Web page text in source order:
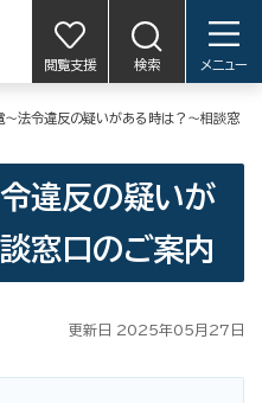
閲覧支援 検索 メニュー
〜法令違反の疑いがある時は？〜相談窓
違反の疑いが
窓口のご案内
更新日 2025年05月27日